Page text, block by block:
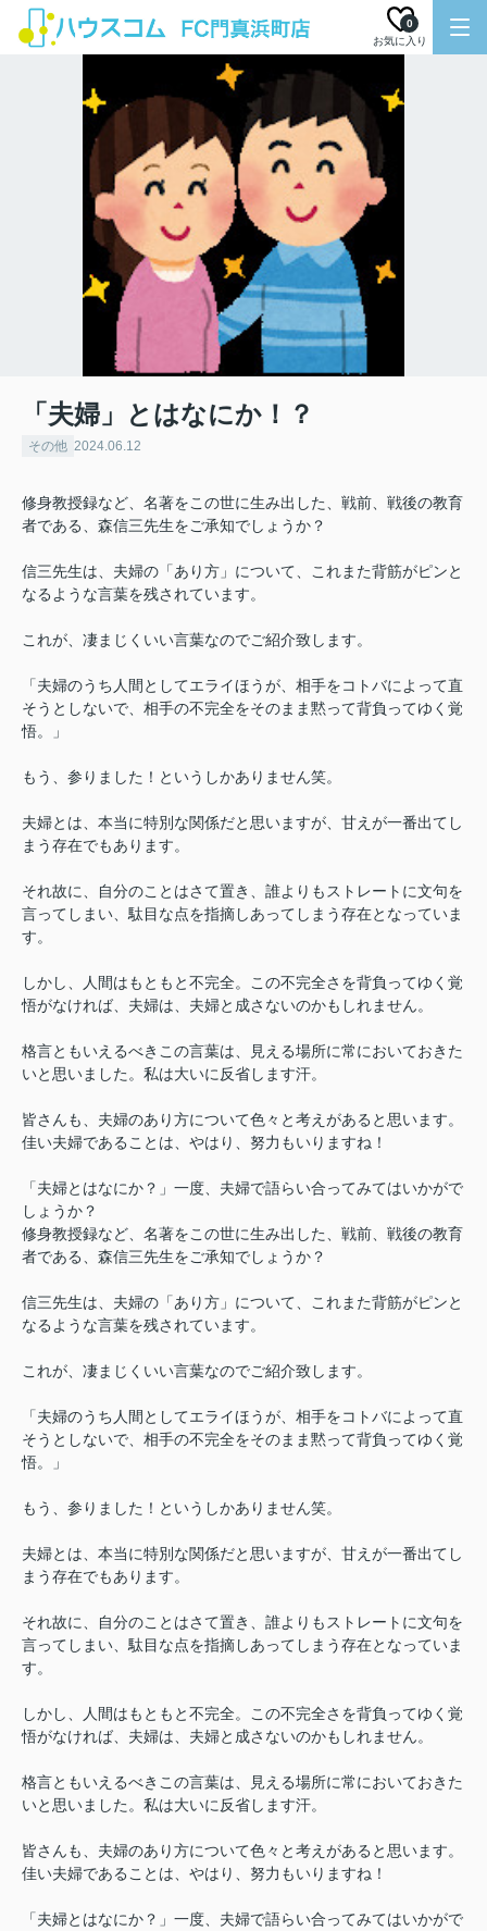
お気に入り
0
「夫婦」とはなにか！？
その他 2024.06.12
修身教授録など、名著をこの世に生み出した、戦前、戦後の教育
者である、森信三先生をご承知でしょうか？
信三先生は、夫婦の「あり方」について、これまた背筋がピンと
なるような言葉を残されています。
これが、凄まじくいい言葉なのでご紹介致します。
「夫婦のうち人間としてエライほうが、相手をコトバによって直
そうとしないで、相手の不完全をそのまま黙って背負ってゆく覚
悟。」
もう、参りました！というしかありません笑。
夫婦とは、本当に特別な関係だと思いますが、甘えが一番出てし
まう存在でもあります。
それ故に、自分のことはさて置き、誰よりもストレートに文句を
言ってしまい、駄目な点を指摘しあってしまう存在となっていま
す。
しかし、人間はもともと不完全。この不完全さを背負ってゆく覚
悟がなければ、夫婦は、夫婦と成さないのかもしれません。
格言ともいえるべきこの言葉は、見える場所に常においておきた
いと思いました。私は大いに反省します汗。
皆さんも、夫婦のあり方について色々と考えがあると思います。
佳い夫婦であることは、やはり、努力もいりますね！
「夫婦とはなにか？」一度、夫婦で語らい合ってみてはいかがで
しょうか？
修身教授録など、名著をこの世に生み出した、戦前、戦後の教育
者である、森信三先生をご承知でしょうか？
信三先生は、夫婦の「あり方」について、これまた背筋がピンと
なるような言葉を残されています。
これが、凄まじくいい言葉なのでご紹介致します。
「夫婦のうち人間としてエライほうが、相手をコトバによって直
そうとしないで、相手の不完全をそのまま黙って背負ってゆく覚
悟。」
もう、参りました！というしかありません笑。
夫婦とは、本当に特別な関係だと思いますが、甘えが一番出てし
まう存在でもあります。
それ故に、自分のことはさて置き、誰よりもストレートに文句を
言ってしまい、駄目な点を指摘しあってしまう存在となっていま
す。
しかし、人間はもともと不完全。この不完全さを背負ってゆく覚
悟がなければ、夫婦は、夫婦と成さないのかもしれません。
格言ともいえるべきこの言葉は、見える場所に常においておきた
いと思いました。私は大いに反省します汗。
皆さんも、夫婦のあり方について色々と考えがあると思います。
佳い夫婦であることは、やはり、努力もいりますね！
「夫婦とはなにか？」一度、夫婦で語らい合ってみてはいかがで